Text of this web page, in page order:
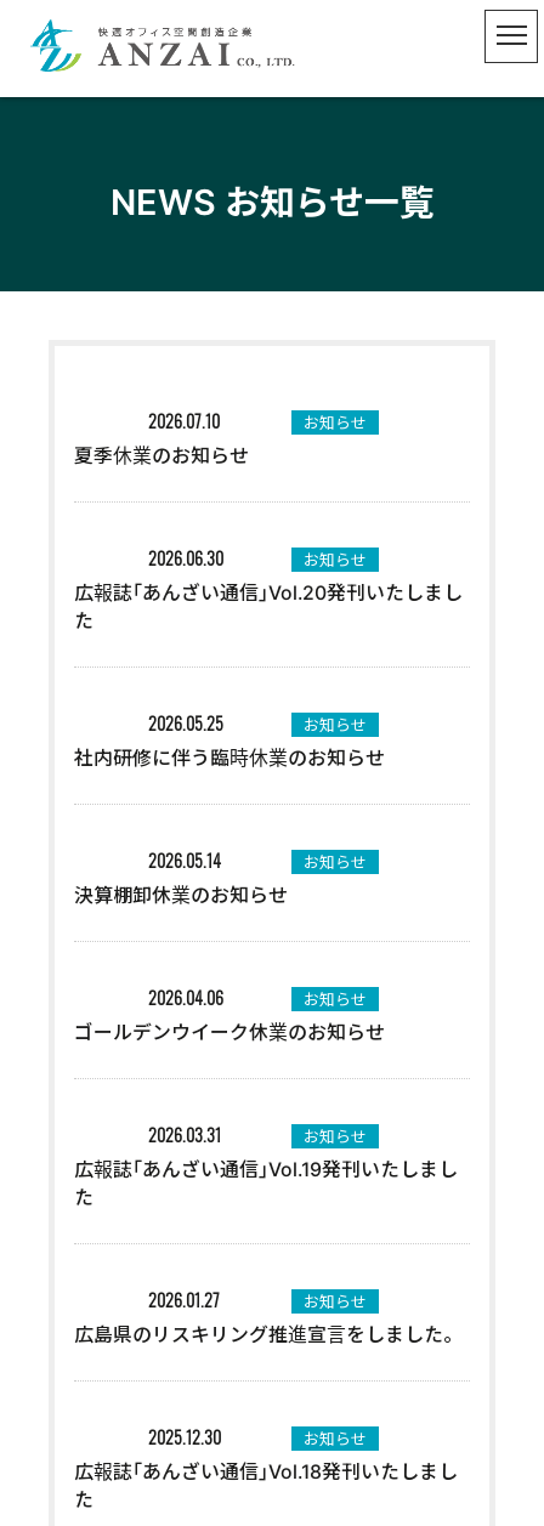
NEWS お知らせ一覧
2026.07.10 お知らせ
夏季休業のお知らせ
2026.06.30 お知らせ
広報誌｢あんざい通信｣Vol.20発刊いたしまし
た
2026.05.25 お知らせ
社内研修に伴う臨時休業のお知らせ
2026.05.14 お知らせ
決算棚卸休業のお知らせ
2026.04.06 お知らせ
ゴールデンウイーク休業のお知らせ
2026.03.31 お知らせ
広報誌｢あんざい通信｣Vol.19発刊いたしまし
た
2026.01.27 お知らせ
広島県のリスキリング推進宣言をしました。
2025.12.30 お知らせ
広報誌｢あんざい通信｣Vol.18発刊いたしまし
た